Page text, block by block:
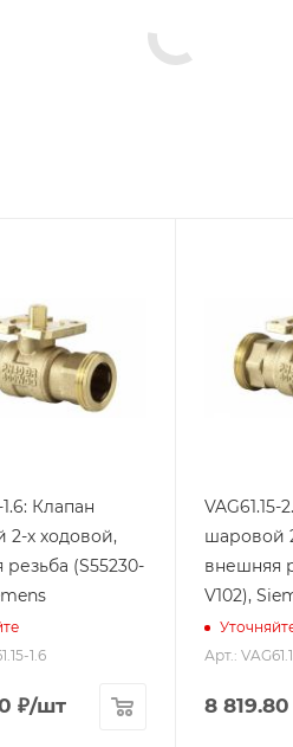
1.6: Клапан
2-х ходовой,
(S55230-
1.6
₽/шт
VAG61.15-
шаровой
внешняя
V102),
Арт.:
8 819.80